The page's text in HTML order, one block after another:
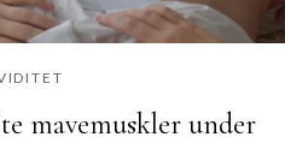
mavemuskler under